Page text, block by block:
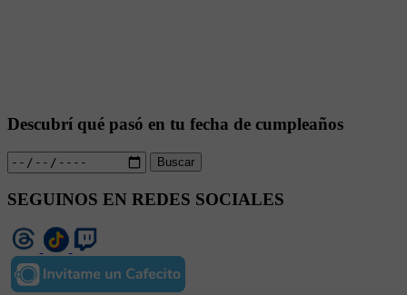
Descubrí qué pasó en tu fecha de cumpleaños
Buscar
SEGUINOS EN REDES SOCIALES